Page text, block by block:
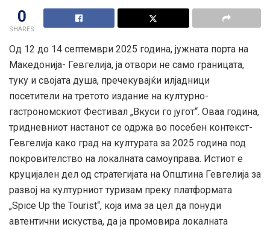
0
SHARES
Од 12 до 14 септември 2025 година, јужната порта на
Македонија- Гевгелија, ја отвори не само границата,
туку и својата душа, пречекувајќи илјадници
посетители на третото издание на културно-
гастрономскиот Фестивал „Вкуси го југот“. Оваа година,
тридневниот настанот се одржа во посебен контекст-
Гевгелија како град на културата за 2025 година под
покровителство на локалната самоуправа. Истиот е
круцијален дел од стратегијата на Општина Гевгелија за
развој на културниот туризам преку платформата
„Spice Up the Tourist“, која има за цел да понуди
автентични искуства, да ја промовира локалната